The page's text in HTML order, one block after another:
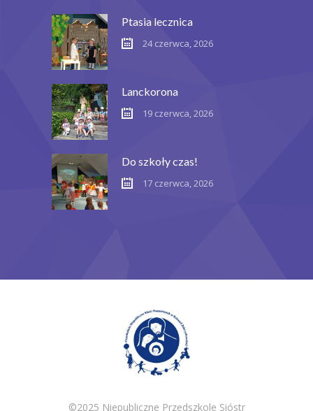
Ptasia lecznica
24 czerwca, 2026
Lanckorona
19 czerwca, 2026
Do szkoły czas!
17 czerwca, 2026
©2025 Niepubliczne Przedszkole Sióstr